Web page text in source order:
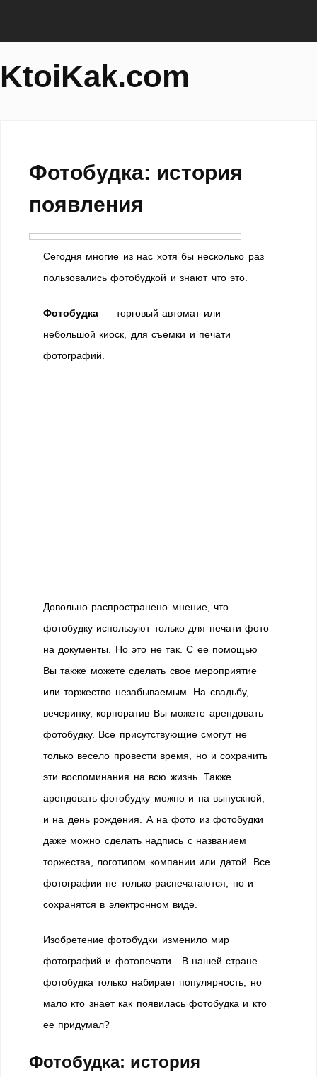
KtoiKak.com
Фотобудка: история
появления
Сегодня многие из нас хотя бы несколько раз
пользовались фотобудкой и знают что это.
Фотобудка — торговый автомат или
небольшой киоск, для съемки и печати
фотографий.
Довольно распространено мнение, что
фотобудку используют только для печати фото
на документы. Но это не так. С ее помощью
Вы также можете сделать свое мероприятие
или торжество незабываемым. На свадьбу,
вечеринку, корпоратив Вы можете арендовать
фотобудку. Все присутствующие смогут не
только весело провести время, но и сохранить
эти воспоминания на всю жизнь. Также
арендовать фотобудку можно и на выпускной,
и на день рождения. А на фото из фотобудки
даже можно сделать надпись с названием
торжества, логотипом компании или датой. Все
фотографии не только распечатаются, но и
сохранятся в электронном виде.
Изобретение фотобудки изменило мир
фотографий и фотопечати. В нашей стране
фотобудка только набирает популярность, но
мало кто знает как появилась фотобудка и кто
ее придумал?
Фотобудка: история